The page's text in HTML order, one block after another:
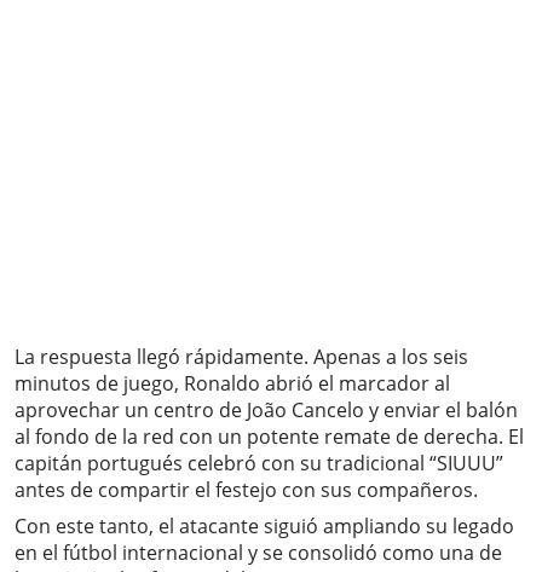
La respuesta llegó rápidamente. Apenas a los seis
minutos de juego, Ronaldo abrió el marcador al
aprovechar un centro de João Cancelo y enviar el balón
al fondo de la red con un potente remate de derecha. El
capitán portugués celebró con su tradicional “SIUUU”
antes de compartir el festejo con sus compañeros.
Con este tanto, el atacante siguió ampliando su legado
en el fútbol internacional y se consolidó como una de